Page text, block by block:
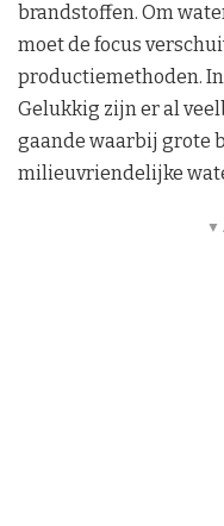
brandstoffen. Om
moet de focus
productiemethoden.
Gelukkig zijn er al
gaande waarbij grote
milieuvriendelijke
▼